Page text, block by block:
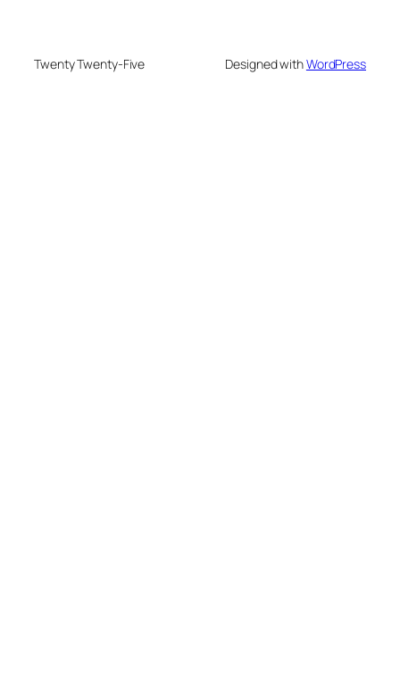
Twenty Twenty-Five Designed withWordPress